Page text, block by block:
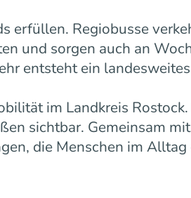
erfüllen. Regiobusse
und sorgen auch an
entsteht ein landesweites
im Landkreis
sichtbar. Gemeinsam
die Menschen im